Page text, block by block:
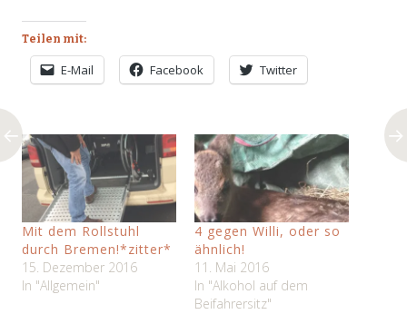
Teilen mit:
E-Mail Facebook Twitter
Mit dem Rollstuhl
durch Bremen!*zitter*
15. Dezember 2016
In "Allgemein"
4 gegen Willi, oder so
ähnlich!
11. Mai 2016
In "Alkohol auf dem
Beifahrersitz"